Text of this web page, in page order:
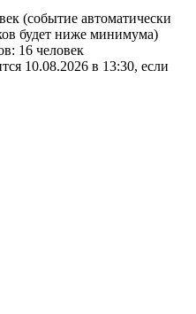
(событие автоматически
будет ниже минимума)
16 человек
10.08.2026 в 13:30, если